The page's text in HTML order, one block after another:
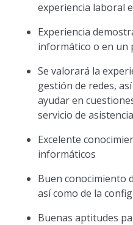
experiencia laboral
Experiencia
informático o en un
Se valorará la
gestión de redes,
ayudar en
servicio de
Excelente
informáticos
Buen conocimiento
así como de la
Buenas aptitudes